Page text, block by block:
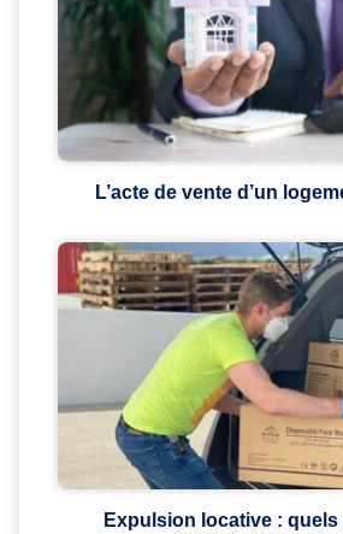
L’acte de vente d’un
Expulsion locative :